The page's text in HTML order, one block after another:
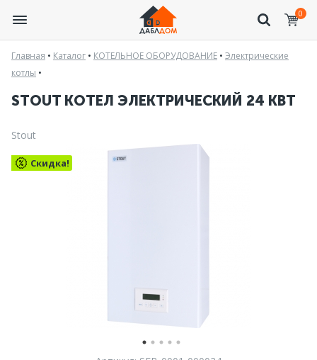
0
Главная • Каталог • КОТЕЛЬНОЕ ОБОРУДОВАНИЕ • Электрические
котлы •
STOUT КОТЕЛ ЭЛЕКТРИЧЕСКИЙ 24 КВТ
Stout
Скидка!